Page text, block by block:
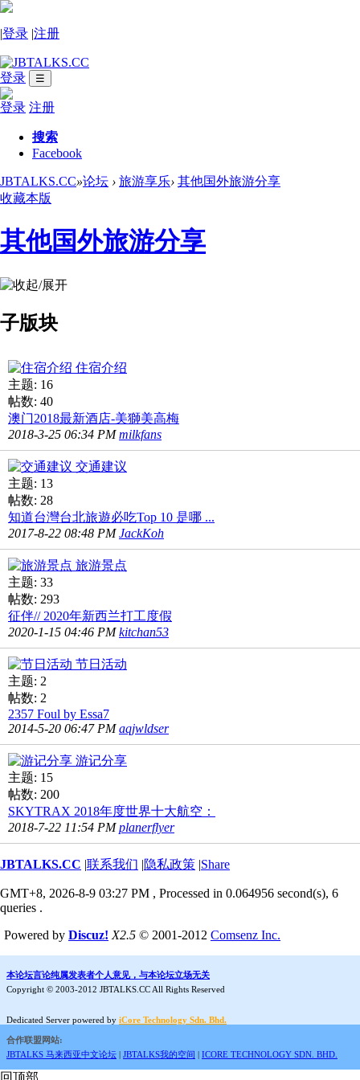
|登录 |注册
登录 ☰
登录 注册
搜索
Facebook
JBTALKS.CC»论坛 › 旅游享乐› 其他国外旅游分享
收藏本版
其他国外旅游分享
子版块
住宿介绍
主题: 16
帖数: 40
澳门2018最新酒店-美獅美高梅
2018-3-25 06:34 PMmilkfans
交通建议
主题: 13
帖数: 28
知道台灣台北旅遊必吃Top 10 是哪 ...
2017-8-22 08:48 PMJackKoh
旅游景点
主题: 33
帖数: 293
征伴// 2020年新西兰打工度假
2020-1-15 04:46 PMkitchan53
节日活动
主题: 2
帖数: 2
2357 Foul by Essa7
2014-5-20 06:47 PMaqjwldser
游记分享
主题: 15
帖数: 200
SKYTRAX 2018年度世界十大航空：
2018-7-22 11:54 PMplanerflyer
JBTALKS.CC |联系我们 |隐私政策 |Share
GMT+8, 2026-8-9 03:27 PM , Processed in 0.064956 second(s), 6
queries .
Powered by Discuz! X2.5 © 2001-2012 Comsenz Inc.
本论坛言论纯属发表者个人意见，与本论坛立场无关
Copyright © 2003-2012 JBTALKS.CC All Rights Reserved
Dedicated Server powered by iCore Technology Sdn. Bhd.
合作联盟网站:
JBTALKS 马来西亚中文论坛 | JBTALKS我的空间 | ICORE TECHNOLOGY SDN. BHD.
回顶部